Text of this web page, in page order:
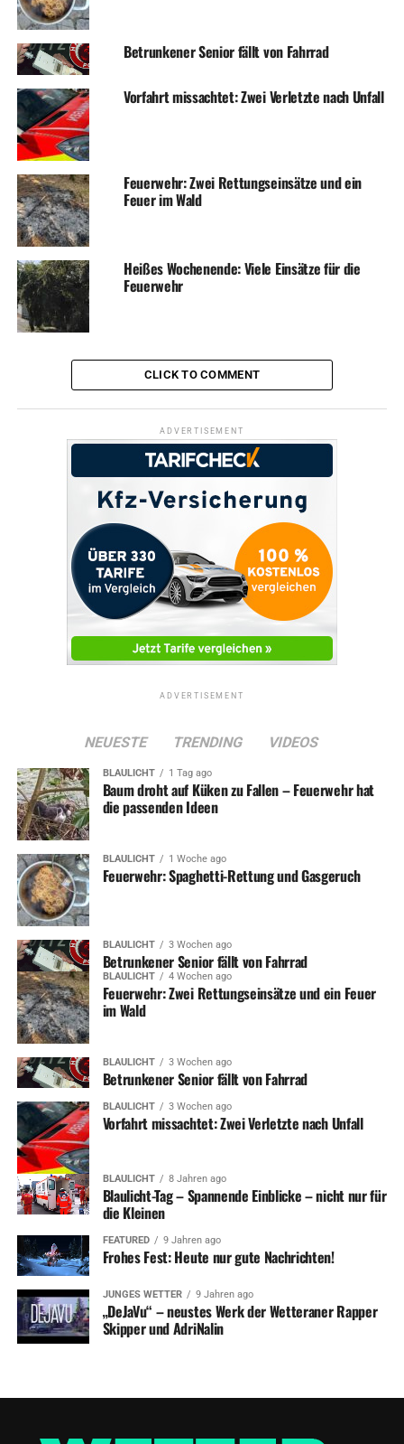
Betrunkener Senior fällt von Fahrrad
Vorfahrt missachtet: Zwei Verletzte nach Unfall
Feuerwehr: Zwei Rettungseinsätze und ein
Feuer im Wald
Heißes Wochenende: Viele Einsätze für die
Feuerwehr
CLICK TO COMMENT
ADVERTISEMENT
ADVERTISEMENT
NEUESTE TRENDING VIDEOS
BLAULICHT 1 Tag ago
Baum droht auf Küken zu Fallen – Feuerwehr hat
die passenden Ideen
BLAULICHT 1 Woche ago
Feuerwehr: Spaghetti-Rettung und Gasgeruch
BLAULICHT 3 Wochen ago
Betrunkener Senior fällt von Fahrrad
BLAULICHT 4 Wochen ago
Feuerwehr: Zwei Rettungseinsätze und ein Feuer
im Wald
BLAULICHT 3 Wochen ago
Betrunkener Senior fällt von Fahrrad
BLAULICHT 3 Wochen ago
Vorfahrt missachtet: Zwei Verletzte nach Unfall
BLAULICHT 8 Jahren ago
Blaulicht-Tag – Spannende Einblicke – nicht nur für
die Kleinen
FEATURED 9 Jahren ago
Frohes Fest: Heute nur gute Nachrichten!
JUNGES WETTER 9 Jahren ago
„DeJaVu“ – neustes Werk der Wetteraner Rapper
Skipper und AdriNalin